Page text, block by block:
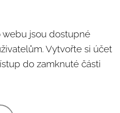
jsou dostupné
Vytvořte si účet
do zamknuté části